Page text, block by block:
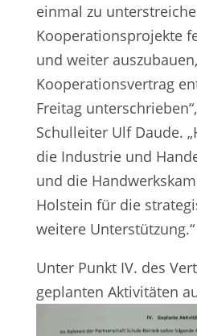
einmal zu
Kooperationsprojekte
und weiter
Kooperationsvertrag
Freitag
Schulleiter Ulf Daude.
die Industrie und
und die
Holstein für die
weitere Unterstützung.“
Unter Punkt IV. des
geplanten Aktivitäten